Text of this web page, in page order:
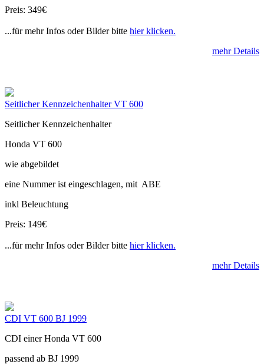
Preis: 349€
...für mehr Infos oder Bilder bitte hier klicken.
mehr Details
Seitlicher Kennzeichenhalter VT 600
Seitlicher Kennzeichenhalter
Honda VT 600
wie abgebildet
eine Nummer ist eingeschlagen, mit ABE
inkl Beleuchtung
Preis: 149€
...für mehr Infos oder Bilder bitte hier klicken.
mehr Details
CDI VT 600 BJ 1999
CDI einer Honda VT 600
passend ab BJ 1999